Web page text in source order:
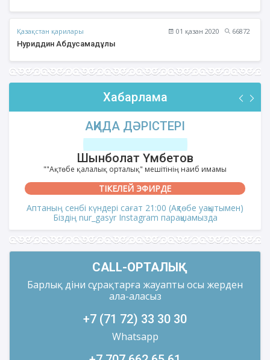
Қазақстан қарилары 01 қазан 2020
66872
Нуриддин Абдусамадұлы
Хабарлама
АҚИДА ДӘРІСТЕРІ
Шынболат Үмбетов
""Ақтөбе қалалық орталық" мешітінің наиб имамы
ТІКЕЛЕЙ ЭФИРДЕ
Аптаның сенбі күндері сағат 21:00 (Ақтөбе уақытымен)
Біздің nur_gasyr Instagram парақшамызда
CALL-ОРТАЛЫҚ
Барлық діни сұрақтарға жауапты осы жерден
ала-аласыз
+7 (71 72) 33 30 30
Whatsapp